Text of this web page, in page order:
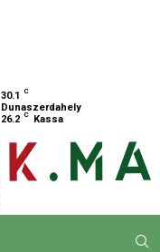
30.1 C
Dunaszerdahely
26.2 C Kassa